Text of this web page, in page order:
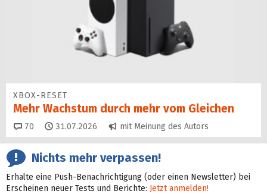
XBOX-RESET
Mehr Wachstum durch mehr vom Gleichen
70 Kommentare
31.07.2026 mit Meinung des Autors
Nichts mehr verpassen!
Erhalte eine Push-Benachrichtigung (oder einen Newsletter) bei
Erscheinen neuer Tests und Berichte: Jetzt anmelden!